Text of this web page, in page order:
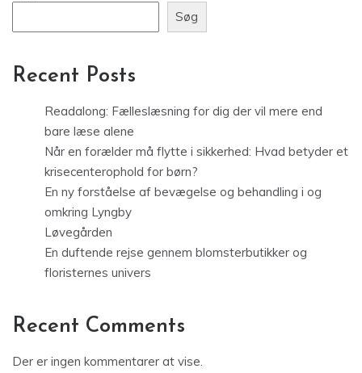
Søg
Recent Posts
Readalong: Fælleslæsning for dig der vil mere end
bare læse alene
Når en forælder må flytte i sikkerhed: Hvad betyder et
krisecenterophold for børn?
En ny forståelse af bevægelse og behandling i og
omkring Lyngby
Løvegården
En duftende rejse gennem blomsterbutikker og
floristernes univers
Recent Comments
Der er ingen kommentarer at vise.